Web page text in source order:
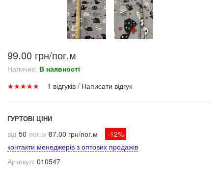
99.00 грн/пог.м
Наличие: В наявності
★★★★★ 1 відгуків / Написати відгук
ГУРТОВІ ЦІНИ
від 50 пог.м 87.00 грн/пог.м
-12%
контакти менеджерів з оптових продажів
Артикул: 010547